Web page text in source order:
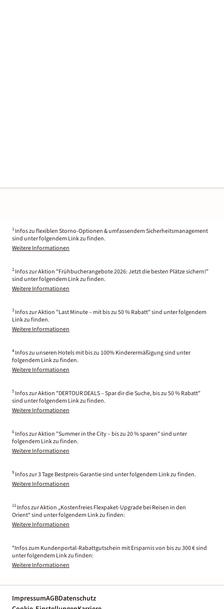
1 Infos zu flexiblen Storno-Optionen & umfassendem Sicherheitsmanagement
sind unter folgendem Link zu finden.
Weitere Informationen
2 Infos zur Aktion "Frühbucherangebote 2026: Jetzt die besten Plätze sichern!"
sind unter folgendem Link zu finden.
Weitere Informationen
3 Infos zur Aktion "Last Minute – mit bis zu 50 % Rabatt" sind unter folgendem
Link zu finden.
Weitere Informationen
4 Infos zu unseren Hotels mit bis zu 100% Kinderermäßigung sind unter
folgendem Link zu finden.
Weitere Informationen
5 Infos zur Aktion "DERTOUR DEALS – Spar dir die Suche, bis zu 50 % Rabatt"
sind unter folgendem Link zu finden.
Weitere Informationen
6 Infos zur Aktion "Summer in the City – bis zu 20 % sparen" sind unter
folgendem Link zu finden.
Weitere Informationen
9 Infos zur 3 Tage Bestpreis-Garantie sind unter folgendem Link zu finden.
Weitere Informationen
11 Infos zur Aktion „Kostenfreies Flexpaket-Upgrade bei Reisen in den
Orient“ sind unter folgendem Link zu finden:
Weitere Informationen
*Infos zum Kundenportal-Rabattgutschein mit Ersparnis von bis zu 300 € sind
unter folgendem Link zu finden:
Weitere Informationen
ImpressumAGBDatenschutz